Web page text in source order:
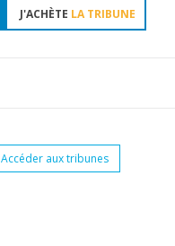
J'ACHÈTE LA TRIBUNE
Accéder aux tribunes